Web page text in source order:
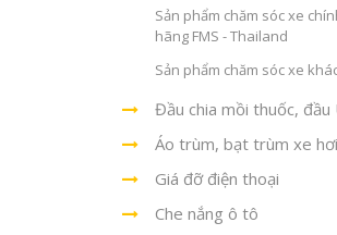
Sản phẩm chăm sóc xe
hãng FMS - Thailand
Sản phẩm chăm sóc xe
Đầu chia mồi thuốc, đầu
Áo trùm, bạt trùm xe hơi
Giá đỡ điện thoại
Che nắng ô tô